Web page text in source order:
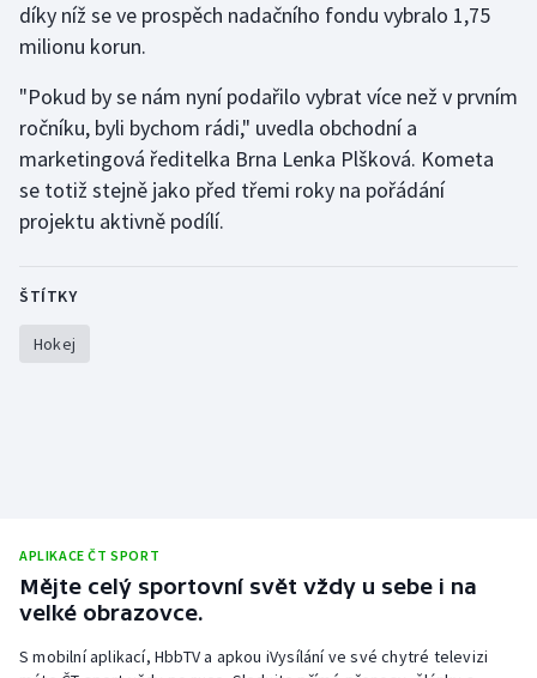
díky níž se ve prospěch nadačního fondu vybralo 1,75
milionu korun.
"Pokud by se nám nyní podařilo vybrat více než v prvním
ročníku, byli bychom rádi," uvedla obchodní a
marketingová ředitelka Brna Lenka Plšková. Kometa
se totiž stejně jako před třemi roky na pořádání
projektu aktivně podílí.
ŠTÍTKY
Hokej
APLIKACE ČT SPORT
Mějte celý sportovní svět vždy u sebe i na
velké obrazovce.
S mobilní aplikací, HbbTV a apkou iVysílání ve své chytré televizi